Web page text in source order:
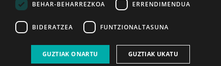
2026ko eka. 1a 2026ko mar. 1a
BEHAR-BEHARREZKOA ERRENDIMENDUA
BIDERATZEA FUNTZIONALTASUNA
GUZTIAK ONARTU GUZTIAK UKATU